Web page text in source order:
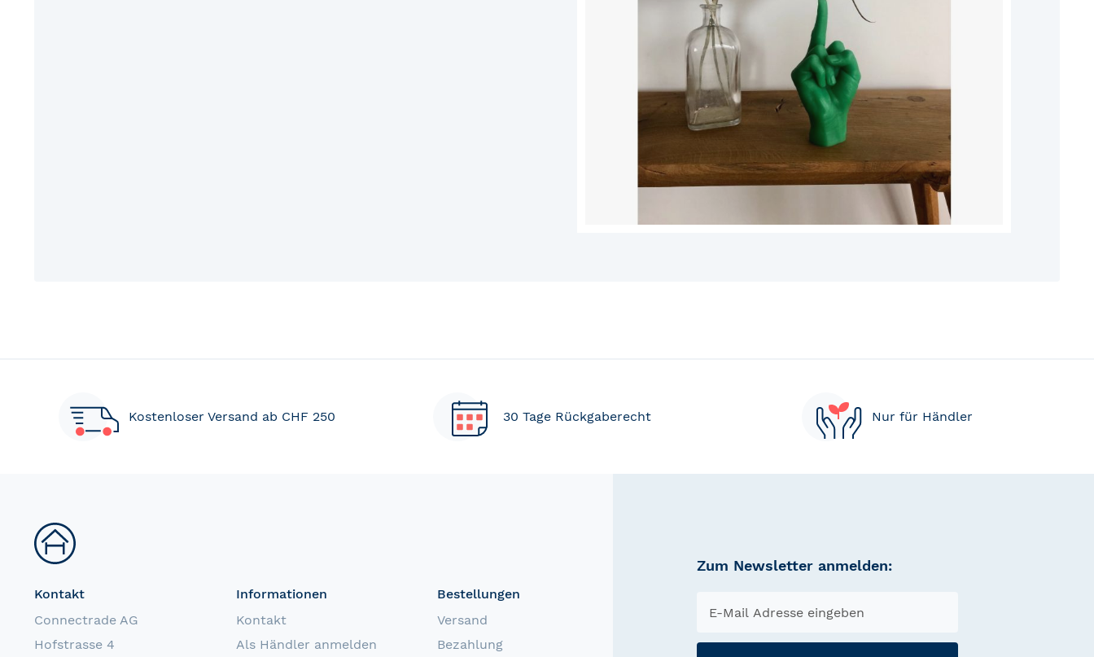
Kostenloser Versand ab CHF 250 30 Tage Rückgaberecht Nur für Händler
Kontakt
Connectrade AG
Hofstrasse 4
Informationen
Kontakt
Als Händler anmelden
Bestellungen
Versand
Bezahlung
Zum Newsletter anmelden: